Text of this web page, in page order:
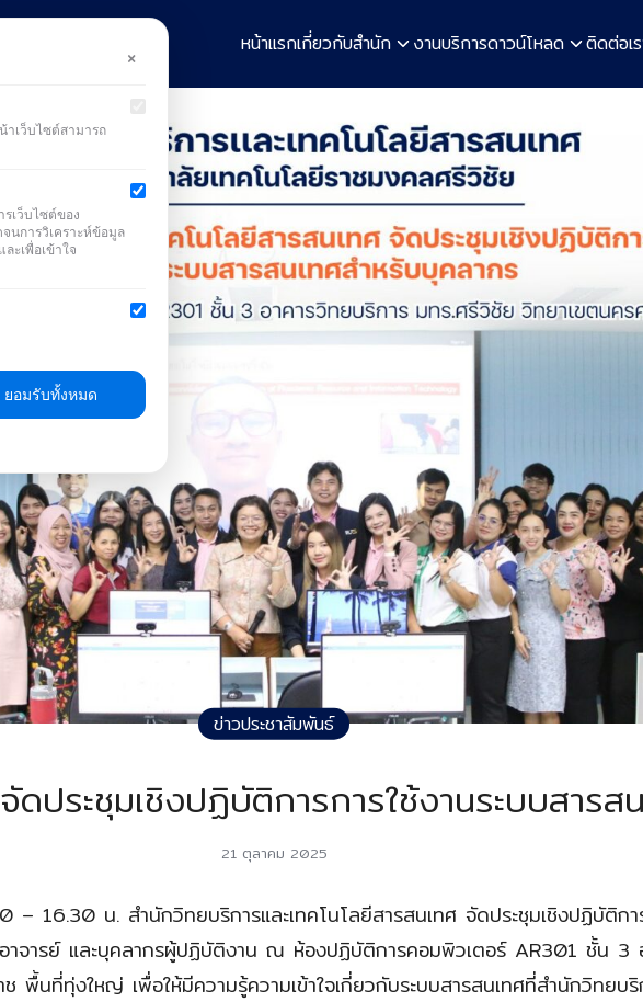
หน้าแรกเกี่ยวกับสำนัก งานบริการดาวน์โหลด ติดต่อเ
for:
ข่าวประชาสัมพันธ์
ประชุมเชิงปฏิบัติการการใช้งานระบบสารส
21 ตุลาคม 2025
16.30 น. สำนักวิทยบริการและเทคโนโลยีสารสนเทศ จัดประชุมเชิงปฏิบัติกา
าจารย์ และบุคลากรผู้ปฏิบัติงาน ณ ห้องปฏิบัติการคอมพิวเตอร์ AR301 ชั้น 3
พื้นที่ทุ่งใหญ่ เพื่อให้มีความรู้ความเข้าใจเกี่ยวกับระบบสารสนเทศที่สำนักวิทยบริ
×
าเว็บไซต์สามารถ
เว็บไซต์ของ
นการวิเคราะห์ข้อมูล
ะเพื่อเข้าใจ
ยอมรับทั้งหมด